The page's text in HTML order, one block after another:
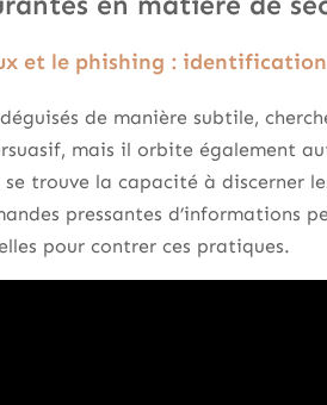
et le phishing :
de manière subtile,
mais il orbite également
trouve la capacité à discerner
pressantes d’informations
pour contrer ces pratiques.